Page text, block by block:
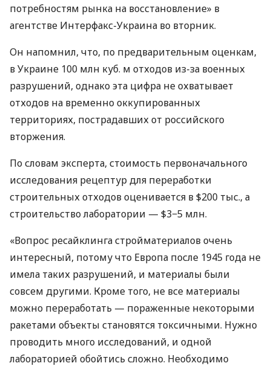
потребностям рынка на восстановление» в
агентстве Интерфакс-Украина во вторник.
Он напомнил, что, по предварительным оценкам,
в Украине 100 млн куб. м отходов из-за военных
разрушений, однако эта цифра не охватывает
отходов на временно оккупированных
территориях, пострадавших от российского
вторжения.
По словам эксперта, стоимость первоначального
исследования рецептур для переработки
строительных отходов оценивается в $200 тыс., а
строительство лаборатории — $3−5 млн.
«Вопрос ресайклинга стройматериалов очень
интересный, потому что Европа после 1945 года не
имела таких разрушений, и материалы были
совсем другими. Кроме того, не все материалы
можно переработать — пораженные некоторыми
ракетами объекты становятся токсичными. Нужно
проводить много исследований, и одной
лабораторией обойтись сложно. Необходимо